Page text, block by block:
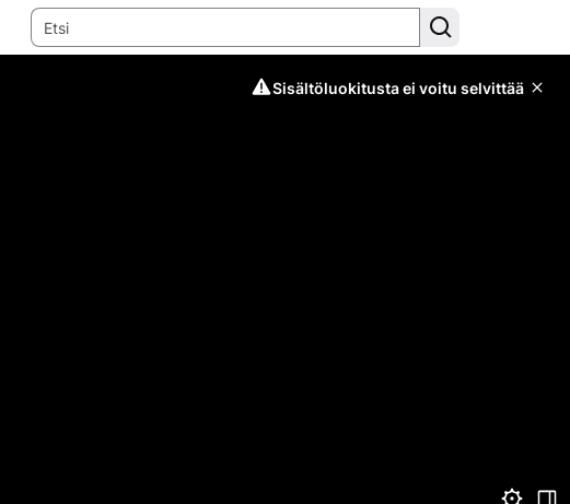
Sisältöluokitusta ei voitu selvittää